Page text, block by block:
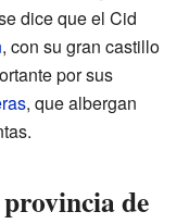
dice que el Cid
, con su gran castillo
por sus
, que albergan
de